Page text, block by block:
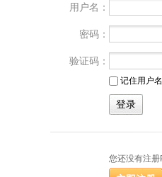
用户名：
密码：
验证码：
记住用户名
您还没有注册